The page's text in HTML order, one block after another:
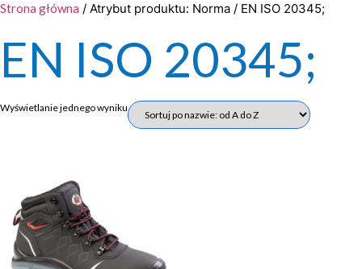
Strona główna / Atrybut produktu: Norma / EN ISO 20345;
EN ISO 20345;
Wyświetlanie jednego wyniku